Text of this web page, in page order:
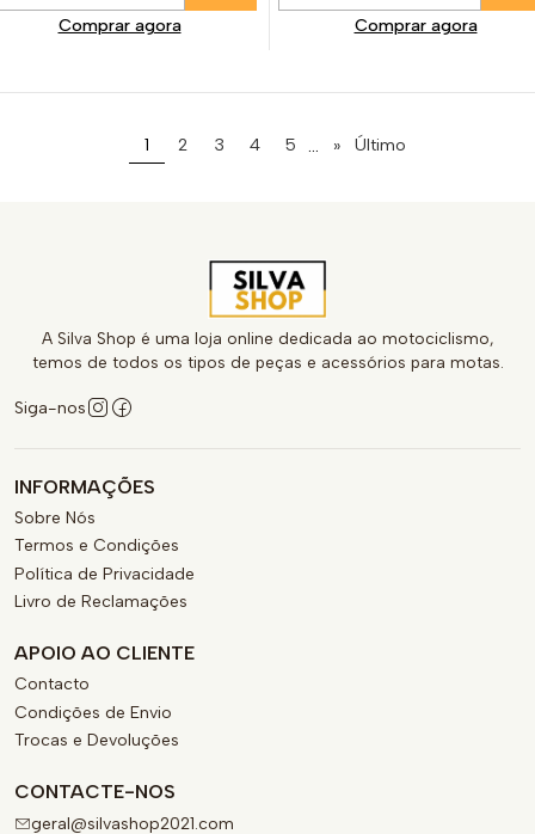
Comprar agora
Comprar agora
1 2 3 4 5 » Último
A Silva Shop é uma loja online dedicada ao motociclismo,
temos de todos os tipos de peças e acessórios para motas.
Siga-nos
INFORMAÇÕES
Sobre Nós
Termos e Condições
Política de Privacidade
Livro de Reclamações
APOIO AO CLIENTE
Contacto
Condições de Envio
Trocas e Devoluções
CONTACTE-NOS
geral@silvashop2021.com